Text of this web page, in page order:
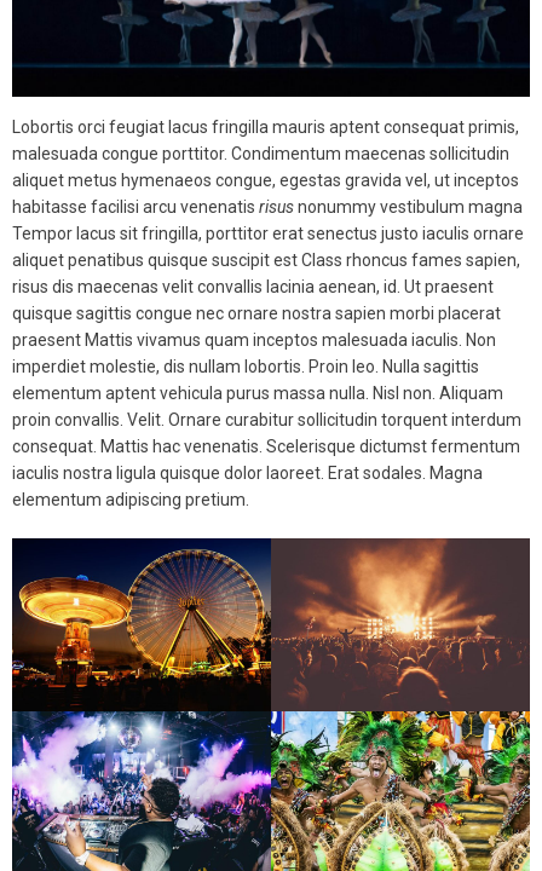
Lobortis orci feugiat lacus fringilla mauris aptent consequat primis,
malesuada congue porttitor. Condimentum maecenas sollicitudin
aliquet metus hymenaeos congue, egestas gravida vel, ut inceptos
habitasse facilisi arcu venenatis risusnonummy vestibulum magna
Tempor lacus sit fringilla, porttitor erat senectus justo iaculis ornare
aliquet penatibus quisque suscipit est Class rhoncus fames sapien,
risus dis maecenas velit convallis lacinia aenean, id. Ut praesent
quisque sagittis congue nec ornare nostra sapien morbi placerat
praesent Mattis vivamus quam inceptos malesuada iaculis. Non
imperdiet molestie, dis nullam lobortis. Proin leo. Nulla sagittis
elementum aptent vehicula purus massa nulla. Nisl non. Aliquam
proin convallis. Velit. Ornare curabitur sollicitudin torquent interdum
consequat. Mattis hac venenatis. Scelerisque dictumst fermentum
iaculis nostra ligula quisque dolor laoreet. Erat sodales. Magna
elementum adipiscing pretium.